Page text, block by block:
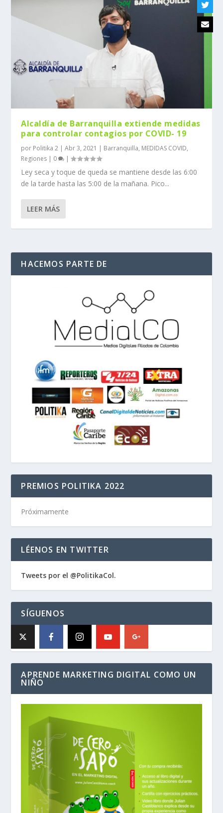
Alcaldía de Barranquilla extiende medidas
para controlar contagios por COVID- 19
por Politika 2 |Abr 3, 2021 | Barranquilla, MEDIDAS COVID,
Regiones | 0 |
Ley seca y toque de queda se mantiene desde las 6:00
de la tarde hasta las 5:00 de la mañana. Pico...
LEER MÁS
HACEMOS PARTE DE
PREMIOS POLITIKA 2022
Próximamente
LÉENOS EN TWITTER
Tweets por el @PolitikaCol.
SÍGUENOS
APRENDE MARKETING DIGITAL COMO UN
NIÑO